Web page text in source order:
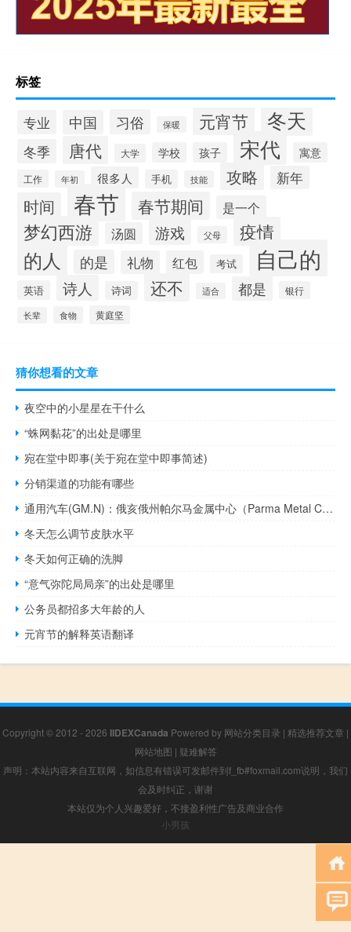
标签
专业 中国 习俗 保暖 元宵节 冬天
冬季 唐代 大学 学校 孩子 宋代 寓意
工作 年初 很多人 手机 技能 攻略 新年
时间 春节 春节期间 是一个
梦幻西游 汤圆 游戏 父母 疫情
的人 的是 礼物 红包 考试 自己的
英语 诗人 诗词 还不 适合 都是 银行
长辈 食物 黄庭坚
猜你想看的文章
夜空中的小星星在干什么
“蛛网黏花”的出处是哪里
宛在堂中即事(关于宛在堂中即事简述)
分销渠道的功能有哪些
通用汽车(GM.N)：俄亥俄州帕尔马金属中心（Parma Metal Center）的139名团队成员将被停工
冬天怎么调节皮肤水平
冬天如何正确的洗脚
“意气弥陀局局亲”的出处是哪里
公务员都招多大年龄的人
元宵节的解释英语翻译
Copyright © 2012 - 2026 IIDEXCanada Powered by 网站分类目录 | 精选推荐文章 |
网站地图 | 疑难解答
声明：本站内容来自互联网，如信息有错误可发邮件到f_fb#foxmail.com说明，我们
会及时纠正，谢谢
本站仅为个人兴趣爱好，不接盈利性广告及商业合作
小男孩